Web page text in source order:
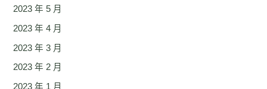
2023 年 5 月
2023 年 4 月
2023 年 3 月
2023 年 2 月
2023 年 1 月